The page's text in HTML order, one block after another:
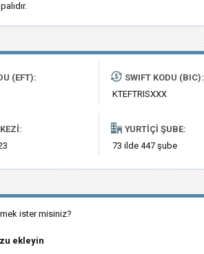
(EFT):
SWIFT KODU (BIC):
KTEFTRISXXX
YURTIÇI ŞUBE:
73 ilde 447 şube
ister misiniz?
ekleyin